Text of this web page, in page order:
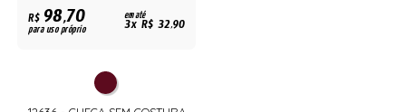
R$98,70
para uso próprio
em até
3x R$ 32,90